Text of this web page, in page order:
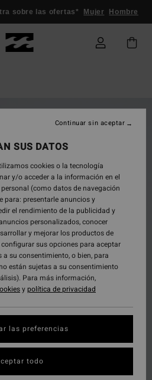
sobre las ofertas* Mujer Hombre
SUS DATOS
cookies o la tecnología
y/o acceder a la información en el
(como datos de navegación
para: presentarle anuncios y
el rendimiento de la publicidad y
personalizados, conocer
y mejorar los productos de
sus opciones para aceptar
su consentimiento, o bien, para
están sujetas a su consentimiento
Para más información,
ypolítica de privacidad
las preferencias
Continuar sin aceptar
todo